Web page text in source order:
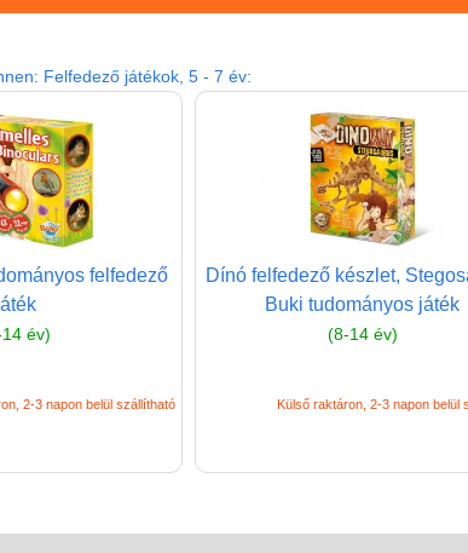
Felfedező játékok, 5 - 7 év:
felfedező
év)
2-3 napon belül szállítható
Dínó felfedező készlet,
Buki tudományos játék
(8-14 év)
Külső raktáron, 2-3 napon belül